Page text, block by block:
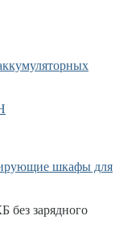
шкафы для
без зарядного